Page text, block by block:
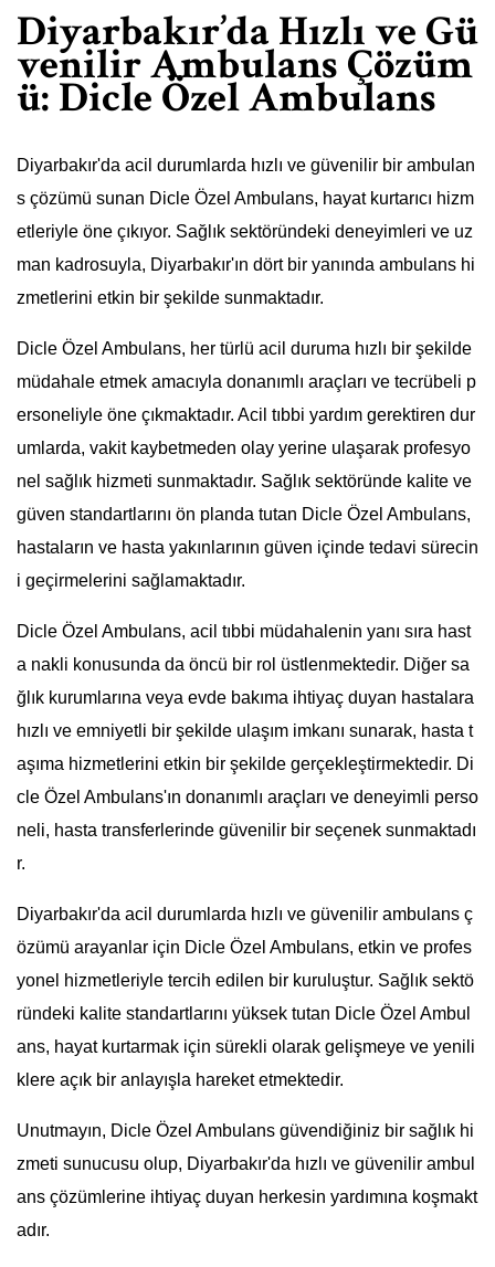
Diyarbakır’da Hızlı ve Gü
venilir Ambulans Çözüm
ü: Dicle Özel Ambulans
Diyarbakır'da acil durumlarda hızlı ve güvenilir bir ambulan
s çözümü sunan Dicle Özel Ambulans, hayat kurtarıcı hizm
etleriyle öne çıkıyor. Sağlık sektöründeki deneyimleri ve uz
man kadrosuyla, Diyarbakır'ın dört bir yanında ambulans hi
zmetlerini etkin bir şekilde sunmaktadır.
Dicle Özel Ambulans, her türlü acil duruma hızlı bir şekilde
müdahale etmek amacıyla donanımlı araçları ve tecrübeli p
ersoneliyle öne çıkmaktadır. Acil tıbbi yardım gerektiren dur
umlarda, vakit kaybetmeden olay yerine ulaşarak profesyo
nel sağlık hizmeti sunmaktadır. Sağlık sektöründe kalite ve
güven standartlarını ön planda tutan Dicle Özel Ambulans,
hastaların ve hasta yakınlarının güven içinde tedavi sürecin
i geçirmelerini sağlamaktadır.
Dicle Özel Ambulans, acil tıbbi müdahalenin yanı sıra hast
a nakli konusunda da öncü bir rol üstlenmektedir. Diğer sa
ğlık kurumlarına veya evde bakıma ihtiyaç duyan hastalara
hızlı ve emniyetli bir şekilde ulaşım imkanı sunarak, hasta t
aşıma hizmetlerini etkin bir şekilde gerçekleştirmektedir. Di
cle Özel Ambulans'ın donanımlı araçları ve deneyimli perso
neli, hasta transferlerinde güvenilir bir seçenek sunmaktadı
r.
Diyarbakır'da acil durumlarda hızlı ve güvenilir ambulans ç
özümü arayanlar için Dicle Özel Ambulans, etkin ve profes
yonel hizmetleriyle tercih edilen bir kuruluştur. Sağlık sektö
ründeki kalite standartlarını yüksek tutan Dicle Özel Ambul
ans, hayat kurtarmak için sürekli olarak gelişmeye ve yenili
klere açık bir anlayışla hareket etmektedir.
Unutmayın, Dicle Özel Ambulans güvendiğiniz bir sağlık hi
zmeti sunucusu olup, Diyarbakır'da hızlı ve güvenilir ambul
ans çözümlerine ihtiyaç duyan herkesin yardımına koşmakt
adır.